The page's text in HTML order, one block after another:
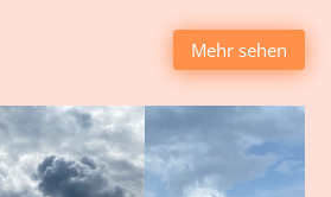
Mehr sehen